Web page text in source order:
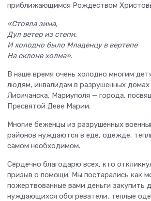
приближающимся Рождеством
«Стояла зима,
Дул ветер из степи.
И холодно было Младенцу в вертепе
На склоне холма».
В наше время очень холодно многим
людям, инвалидам в разрушенных домах
Лисичанска, Мариуполя — города,
Пресвятой Деве Марии.
Многие беженцы из разрушенных
районов нуждаются в еде, одежде,
самом необходимом.
Сердечно благодарю всех, кто
призыв о помощи. Мы постарались как
пожертвованные вами деньги закупить
нуждающихся обогреватели, теплые